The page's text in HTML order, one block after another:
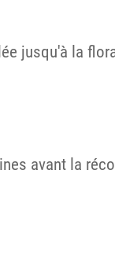
jusqu'à la
avant la